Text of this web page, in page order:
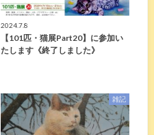
2024.7.8
【101匹・猫展Part20】に参加い
たします《終了しました》
雑記